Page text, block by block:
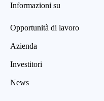
Informazioni su
Opportunità di lavoro
Azienda
Investitori
News